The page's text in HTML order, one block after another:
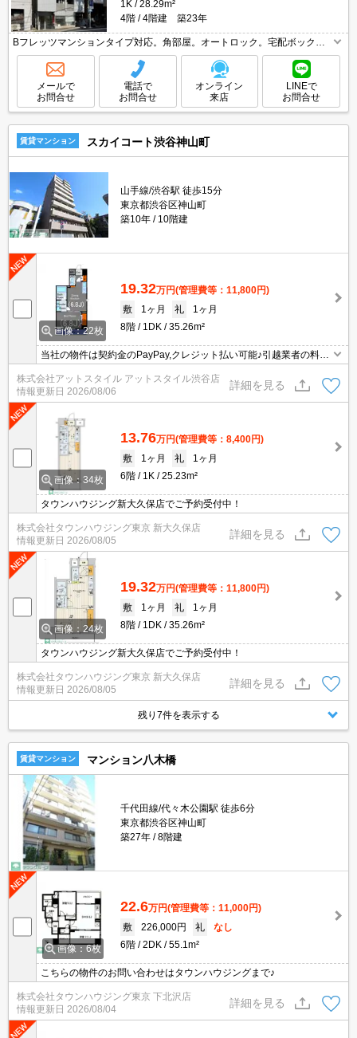
1K
28.29m²
4階
4階建 築23年
Bフレッツマンションタイプ対応。角部屋。オートロック。宅配ボックス
あり。都心エリアのお部屋探しはお任せください。エイブル女子割で仲介
手数料家賃の0.55ヶ月分より10％ＯＦＦ。都内通勤の方におすすめ。
メールで
お問合せ
電話で
お問合せ
オンライン
来店
LINEで
お問合せ
賃貸マンション スカイコート渋谷神山町
山手線/渋谷駅 徒歩15分
東京都渋谷区神山町
築10年
10階建
画像：22枚
19.32万円(管理費等：11,800円)
敷
1ヶ月 礼
1ヶ月
8階
1DK 35.26m²
当社の物件は契約金のPayPay,クレジット払い可能♪引越業者の料金
割引有☆家具家電のレンタル可能♪
株式会社アットスタイル アットスタイル渋谷店
情報更新日 2026/08/06
詳細を見る
画像：34枚
13.76万円(管理費等：8,400円)
敷
1ヶ月 礼
1ヶ月
6階
1K 25.23m²
タウンハウジング新大久保店でご予約受付中！
株式会社タウンハウジング東京 新大久保店
情報更新日 2026/08/05
詳細を見る
画像：24枚
19.32万円(管理費等：11,800円)
敷
1ヶ月 礼
1ヶ月
8階
1DK 35.26m²
タウンハウジング新大久保店でご予約受付中！
株式会社タウンハウジング東京 新大久保店
情報更新日 2026/08/05
詳細を見る
残り7件を表示する
賃貸マンション マンション八木橋
千代田線/代々木公園駅 徒歩6分
東京都渋谷区神山町
築27年
8階建
画像：6枚
22.6万円(管理費等：11,000円)
敷
226,000円 礼
なし
6階
2DK 55.1m²
こちらの物件のお問い合わせはタウンハウジングまで♪
株式会社タウンハウジング東京 下北沢店
情報更新日 2026/08/04
詳細を見る